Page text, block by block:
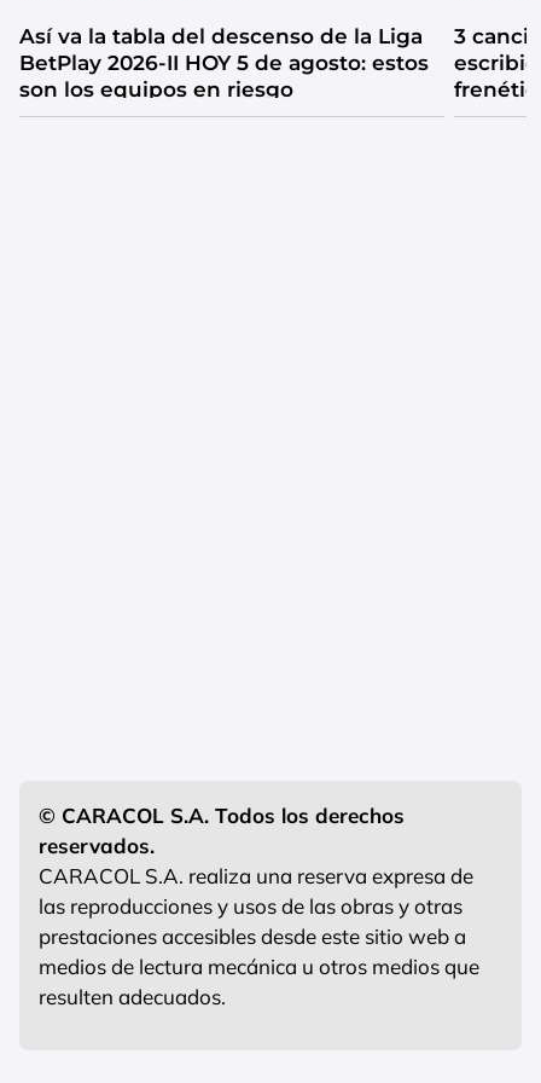
Así va la tabla del descenso de la Liga
BetPlay 2026-II HOY 5 de agosto: estos
son los equipos en riesgo
3
© CARACOL S.A. Todos los derechos
reservados.
CARACOL S.A. realiza una reserva expresa de
las reproducciones y usos de las obras y otras
prestaciones accesibles desde este sitio web a
medios de lectura mecánica u otros medios que
resulten adecuados.